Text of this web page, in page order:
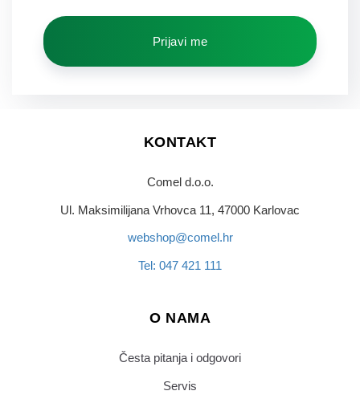
Prijavi me
KONTAKT
Comel d.o.o.
Ul. Maksimilijana Vrhovca 11, 47000 Karlovac
webshop@comel.hr
Tel: 047 421 111
O NAMA
Česta pitanja i odgovori
Servis